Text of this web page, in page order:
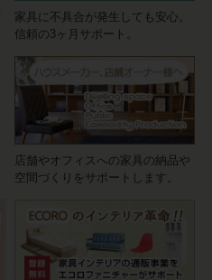
家具に不具合が発生しても安心。
信頼の3ヶ月サポート。
店舗やオフィスへの家具の納品や
空間づくりをサポートします。